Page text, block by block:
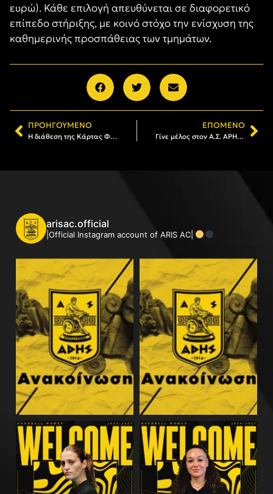
ευρώ). Κάθε επιλογή απευθύνεται σε διαφορετικό
επίπεδο στήριξης, με κοινό στόχο την ενίσχυση της
καθημερινής προσπάθειας των τμημάτων.
ΠΡΟΗΓΟΎΜΕΝΟ
Η διάθεση της Κάρτας Φιλάθλου του ΑΡΗ (22/06 – 27/06)
ΕΠΌΜΕΝΟ
Γίνε μέλος στον Α.Σ. ΑΡΗΣ: Το πρόγραμμα εγγραφών και ανανεώσεων (29/06 – 04/07)
arisac.official
|Official Instagram account of ARIS AC|